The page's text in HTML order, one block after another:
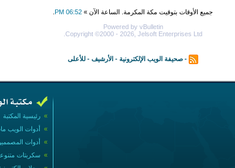
جميع الأوقات بتوقيت مكة المكرمة. الساعة الآن » 06:52 PM
Powered by vBulletin
Copyright ©2000 - 2026, Jelsoft Enterprises Ltd.
- صحيفة الويب الإلكترونية - الأرشيف - للأعلى
» رئيسية المكتبة
» أدوات الويب
» أدوات
» سكربتات